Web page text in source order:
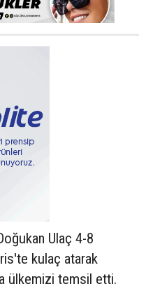
Ulaç 4-8
kulaç atarak
ülkemizi temsil etti.